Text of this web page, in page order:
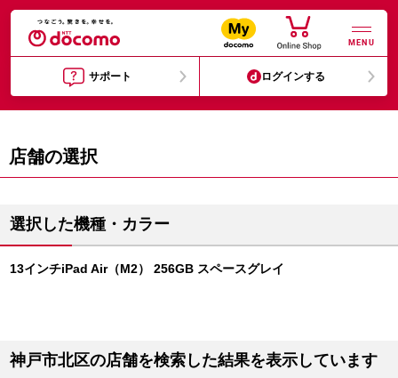
MENU
サポート ログインする
店舗の選択
選択した機種・カラー
13インチiPad Air（M2） 256GB スペースグレイ
神戸市北区の店舗を検索した結果を表示しています